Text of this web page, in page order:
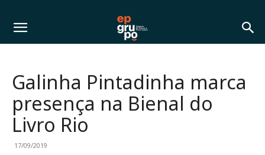
Galinha Pintadinha marca
presença na Bienal do
Livro Rio
17/09/2019